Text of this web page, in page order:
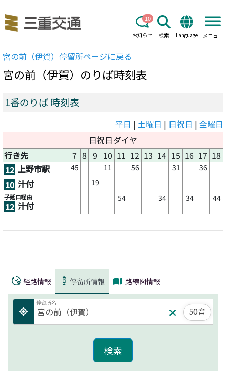
お知らせ
10
検索 Language メニュー
宮の前（伊賀） 停留所ページに戻る
宮の前（伊賀） のりば時刻表
1番のりば 時刻表
平日 | 土曜日 | 日祝日 | 全曜日
日祝日ダイヤ
行き先
7 8 9 10 11 12 13 14 15 16 17 18
12 上野市駅 45 11 56 31 36
10 汁付 19
子延口経由
12 汁付
54 34 34 44
経路情報 停留所情報 路線図情報
停留所名
50音